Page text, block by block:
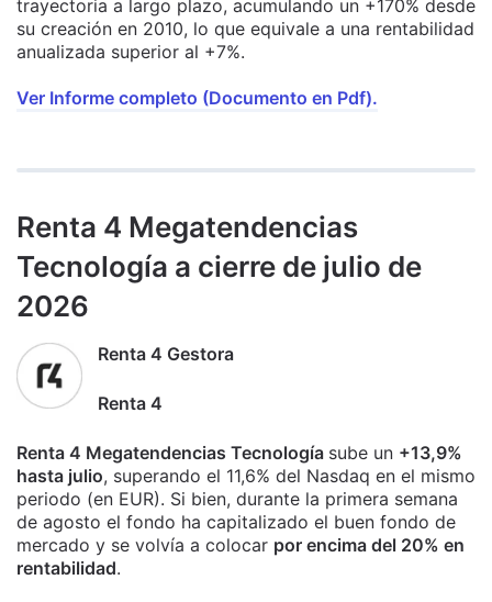
trayectoria a largo plazo, acumulando un +170% desde
su creación en 2010, lo que equivale a una rentabilidad
anualizada superior al +7%.
Ver Informe completo (Documento en Pdf).
Renta 4 Megatendencias
Tecnología a cierre de julio de
2026
Renta 4 Gestora
Renta 4
Renta 4 Megatendencias Tecnología sube un +13,9%
hasta julio, superando el 11,6% del Nasdaq en el mismo
periodo (en EUR). Si bien, durante la primera semana
de agosto el fondo ha capitalizado el buen fondo de
mercado y se volvía a colocar por encima del 20% en
rentabilidad.